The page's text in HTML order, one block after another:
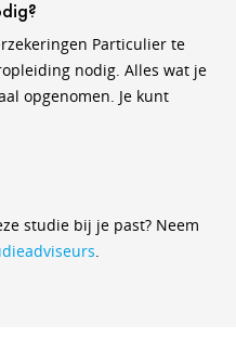
Particulier te
nodig. Alles wat je
opgenomen. Je kunt
studie bij je past? Neem
.